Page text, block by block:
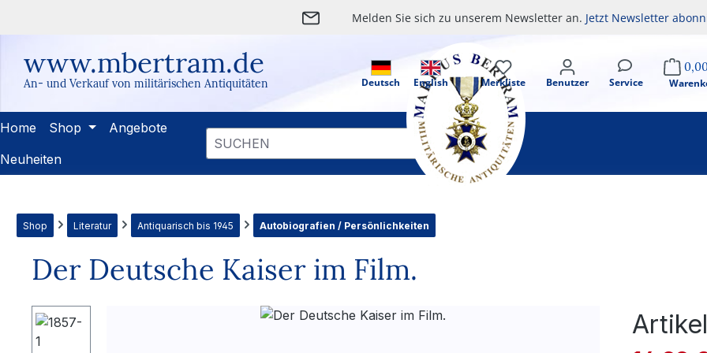
Melden Sie sich zu unserem Newsletter an. Jetzt Newsletter
www.mbertram.de
An- und Verkauf von militärischen Antiquitäten Deutsch English Merkliste Benutzer Service
Home Shop
Angebote
Neuheiten
Shop Literatur Antiquarisch bis 1945 Autobiografien / Persönlichkeiten
Der Deutsche Kaiser im Film.
Bildergalerie überspringen